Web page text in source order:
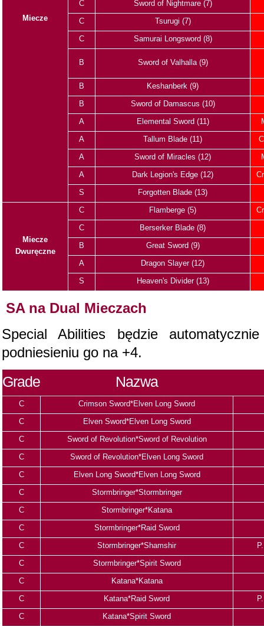
Miecze
C
Sword of Nightmare (7)
C
Tsurugi (7)
C
Samurai Longsword (8)
B Sword of Valhalla (9)
B
Keshanberk (9)
B
Sword of Damascus (10)
A
Elemental Sword (11)
A
Tallum Blade (11)
A
Sword of Miracles (12)
A
Dark Legion's Edge (12)
S
Forgotten Blade (13)
Miecze
Dwuręczne
C Flamberge (5)
C
Berserker Blade (8)
B
Great Sword (9)
A
Dragon Slayer (12)
S
Heaven's Divider (13)
SA na Dual Mieczach
Special Abilities będzie
podniesieniu go na +4.
Grade Nazwa
C
Crimson Sword*Elven Long Sword
C
Elven Sword*Elven Long Sword
C
Sword of Revolution*Sword of Revolution
C
Sword of Revolution*Elven Long Sword
C
Elven Long Sword*Elven Long Sword
C
Stormbringer*Stormbringer
C
Stormbringer*Katana
C
Stormbringer*Raid Sword
C
Stormbringer*Shamshir
C
Stormbringer*Spirit Sword
C
Katana*Katana
C
Katana*Raid Sword
C
Katana*Spirit Sword